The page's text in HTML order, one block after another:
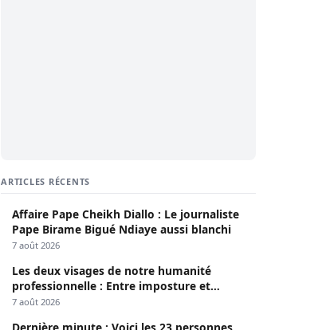
ARTICLES RÉCENTS
Affaire Pape Cheikh Diallo : Le journaliste
Pape Birame Bigué Ndiaye aussi blanchi
7 août 2026
Les deux visages de notre humanité
professionnelle : Entre imposture et
héroïsme silencieux (Par Pr Moussa Seydi)
7 août 2026
Dernière minute : Voici les 23 personnes